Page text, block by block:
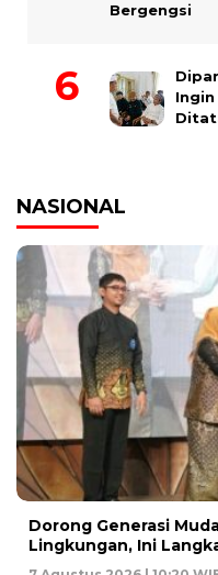
Bergengsi
NASIONAL
Dorong Generasi
Lingkungan, Ini